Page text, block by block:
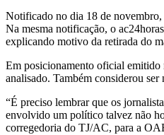
Notificado no dia 18 de novembro,
Na mesma notificação, o
explicando motivo da retirada do
Em posicionamento oficial emitido
analisado. Também considerou ser
“É preciso lembrar que os
envolvido um político talvez não
corregedoria do TJ/AC, para a